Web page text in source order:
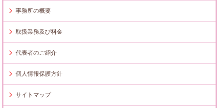
事務所の概要
取扱業務及び料金
代表者のご紹介
個人情報保護方針
サイトマップ